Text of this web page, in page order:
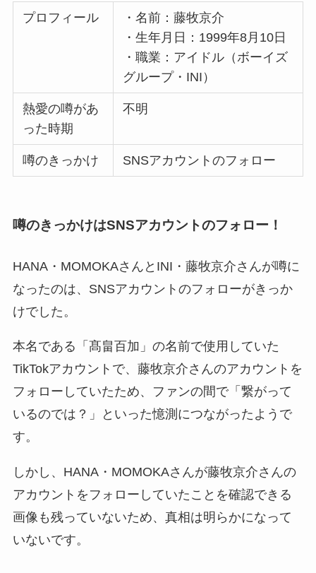
プロフィール
・名前：藤牧京介
・生年月日：1999年8月10日
・職業：アイドル（ボーイズ
グループ・INI）
熱愛の噂があ
った時期
不明
噂のきっかけ SNSアカウントのフォロー
噂のきっかけはSNSアカウントのフォロー！
HANA・MOMOKAさんとINI・藤牧京介さんが噂に
なったのは、SNSアカウントのフォローがきっか
けでした。
本名である「髙畠百加」の名前で使用していた
TikTokアカウントで、藤牧京介さんのアカウントを
フォローしていたため、ファンの間で「繋がって
いるのでは？」といった憶測につながったようで
す。
しかし、HANA・MOMOKAさんが藤牧京介さんの
アカウントをフォローしていたことを確認できる
画像も残っていないため、真相は明らかになって
いないです。